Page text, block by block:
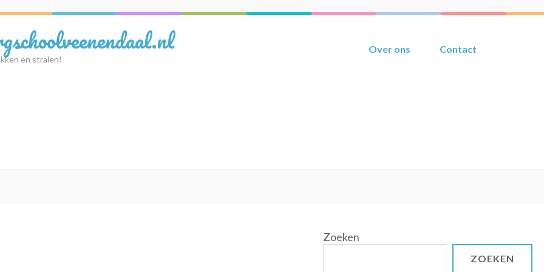
en stralen!
Over ons Contact
Zoeken
ZOEKEN